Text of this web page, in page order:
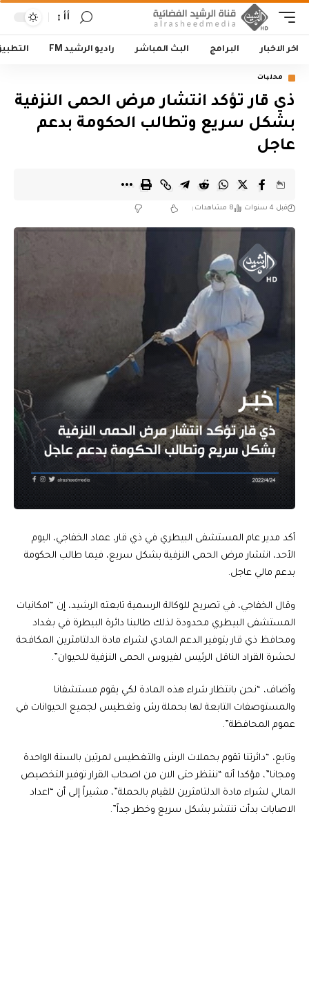
أأ
اخر الاخبار البرامج البث المباشر راديو الرشيد FM
محليات
ذي قار تؤكد انتشار مرض الحمى النزفية
بشكل سريع وتطالب الحكومة بدعم
عاجل
قبل 4 سنوات 8 مشاهدات
أكد مدير عام المستشفى البيطري في ذي قار، عماد الخفاجي، اليوم
الأحد، انتشار مرض الحمى النزفية بشكل سريع، فيما طالب الحكومة
بدعم مالي عاجل.
وقال الخفاجي، في تصريح للوكالة الرسمية تابعته الرشيد، إن “امكانيات
المستشفى البيطري محدودة لذلك طالبنا دائرة البيطرة في بغداد
ومحافظ ذي قار بتوفير الدعم المادي لشراء مادة الدلتامثرين المكافحة
لحشرة القراد الناقل الرئيس لفيروس الحمى النزفية للحيوان”.
وأضاف، “نحن بانتظار شراء هذه المادة لكي يقوم مستشفانا
والمستوصفات التابعة لها بحملة رش وتغطيس لجميع الحيوانات في
عموم المحافظة”.
وتابع، “دائرتنا تقوم بحملات الرش والتغطيس لمرتين بالسنة الواحدة
ومجانا”، مؤكدا أنه “ننتظر حتى الان من اصحاب القرار توفير التخصيص
المالي لشراء مادة الدلتامثرين للقيام بالحملة”، مشيراً إلى أن “اعداد
الاصابات بدأت تنتشر بشكل سريع وخطر جداً”.